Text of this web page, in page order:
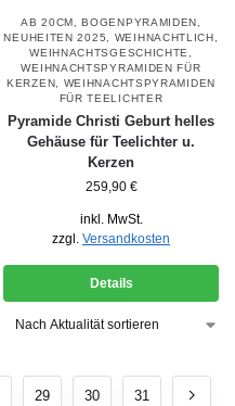
AB 20CM ,BOGENPYRAMIDEN
NEUHEITEN 2025
WEIHNACHTLICH
WEIHNACHTSGESCHICHTE
WEIHNACHTSPYRAMIDEN FÜR
KERZEN
WEIHNACHTSPYRAMIDEN
FÜR TEELICHTER
Pyramide Christi Geburt helles
Gehäuse für Teelichter u.
Kerzen
259,90 €
inkl. MwSt.
zzgl. Versandkosten
Details
29 30 31